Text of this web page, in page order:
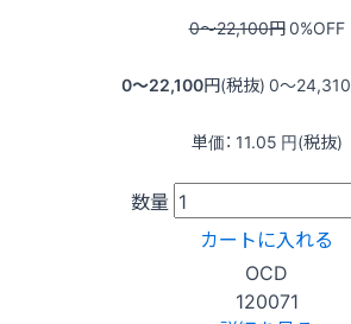
0〜22,100円0%OFF
0〜22,100円(税抜) 0〜24,310
単価： 11.05 円(税抜)
数量
カートに入れる
OCD
120071